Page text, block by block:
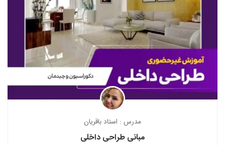
مدرس : استاد باقریان
مبانی طراحی داخلی